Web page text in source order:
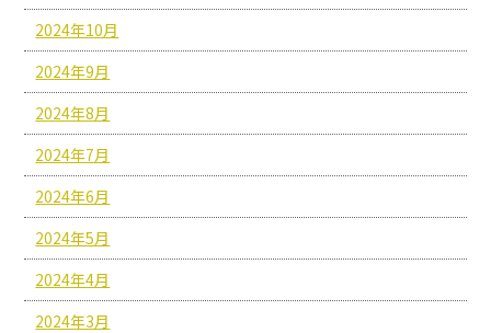
2024年10月
2024年9月
2024年8月
2024年7月
2024年6月
2024年5月
2024年4月
2024年3月